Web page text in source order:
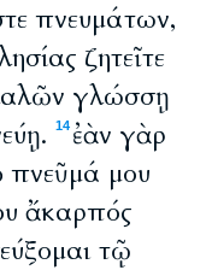
πνευμάτων,
ζητεῖτε
γλώσσῃ
14 ἐὰν γὰρ
μου
ἄκαρπός
τῷ